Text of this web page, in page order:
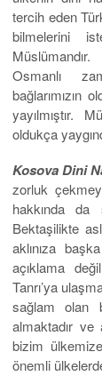
tercih eden
bilmelerini
Osmanlı
bağlarımızın
yayılmıştır.
oldukça
Kosova Dini
zorluk
hakkında
Bektaşilikte
aklınıza
açıklama
Tanrı’ya
sağlam olan
almaktadır ve
bizim
önemli